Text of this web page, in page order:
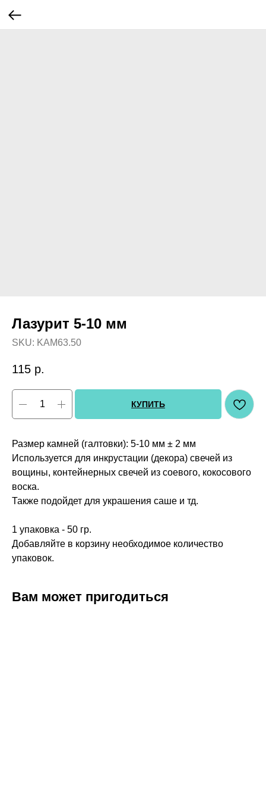
Лазурит 5-10 мм
SKU: KAM63.50
115 р.
КУПИТЬ
Размер камней (галтовки): 5-10 мм ± 2 мм
Используется для инкрустации (декора) свечей из
вощины, контейнерных свечей из соевого, кокосового
воска.
Также подойдет для украшения саше и тд.
1 упаковка - 50 гр.
Добавляйте в корзину необходимое количество
упаковок.
Вам может пригодиться